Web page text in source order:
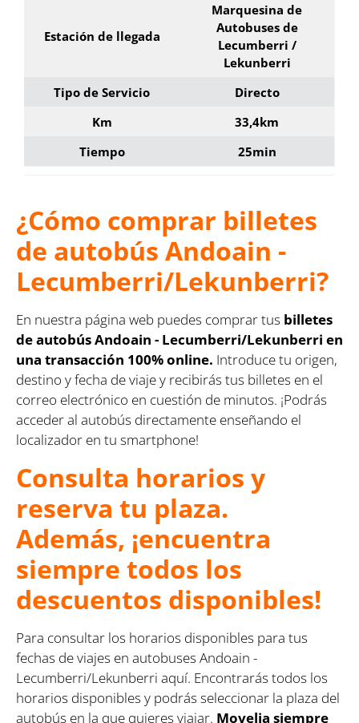
Estación de llegada
Marquesina de
Autobuses de
Lecumberri /
Lekunberri
Tipo de Servicio
Directo
Km
33,4km
Tiempo
25min
¿Cómo comprar billetes
de autobús Andoain -
Lecumberri/Lekunberri?
En nuestra página web puedes comprar tus billetes
de autobús Andoain - Lecumberri/Lekunberri en
una transacción 100% online. Introduce tu origen,
destino y fecha de viaje y recibirás tus billetes en el
correo electrónico en cuestión de minutos. ¡Podrás
acceder al autobús directamente enseñando el
localizador en tu smartphone!
Consulta horarios y
reserva tu plaza.
Además, ¡encuentra
siempre todos los
descuentos disponibles!
Para consultar los horarios disponibles para tus
fechas de viajes en autobuses Andoain -
Lecumberri/Lekunberri aquí. Encontrarás todos los
horarios disponibles y podrás seleccionar la plaza del
autobús en la que quieres viajar. Movelia siempre